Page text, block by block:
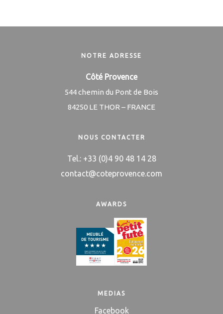
NOTRE ADRESSE
Côté Provence
544 chemin du Pont de Bois
84250 LE THOR – FRANCE
NOUS CONTACTER
Tel.: +33 (0)4 90 48 14 28
contact@coteprovence.com
AWARDS
MEDIAS
Facebook